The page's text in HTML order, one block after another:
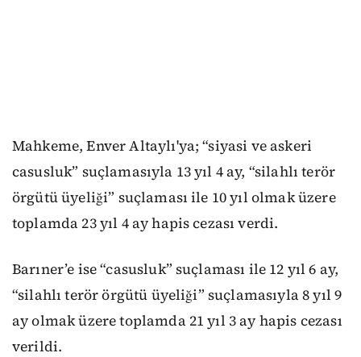
Mahkeme, Enver Altaylı'ya; “siyasi ve askeri
casusluk” suçlamasıyla 13 yıl 4 ay, “silahlı terör
örgütü üyeliği” suçlaması ile 10 yıl olmak üzere
toplamda 23 yıl 4 ay hapis cezası verdi.
Barıner’e ise “casusluk” suçlaması ile 12 yıl 6 ay,
“silahlı terör örgütü üyeliği” suçlamasıyla 8 yıl 9
ay olmak üzere toplamda 21 yıl 3 ay hapis cezası
verildi.